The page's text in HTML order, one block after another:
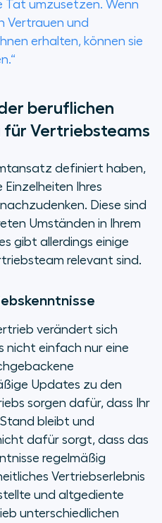
Tat umzusetzen. Wenn
Vertrauen und
erhalten, können sie
beruflichen
Vertriebsteams
definiert haben,
Ihres
Diese sind
Umständen in Ihrem
gibt allerdings einige
relevant sind.
verändert sich
nicht einfach nur eine
Updates zu den
sorgen dafür, dass Ihr
bleibt und
dafür sorgt, dass das
regelmäßig
Vertriebserlebnis
und altgediente
unterschiedlichen